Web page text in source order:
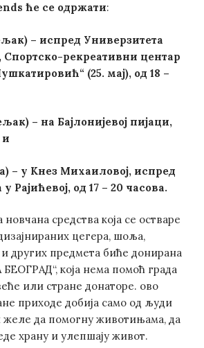
ће се одржати:
– испред Универзитета
рекреативни центар
(25. мај), од 18 –
– на Бајлонијевој пијаци,
и
– у Кнез Михаиловој, испред
Рајићевој, од 17 – 20 часова.
средства која се остваре
цегера, шоља,
и других предмета биће донирана
која нема помоћ града
или стране донаторе. ово
приходе добија само од људи
желе да помогну животињама, да
храну и улепшају живот.